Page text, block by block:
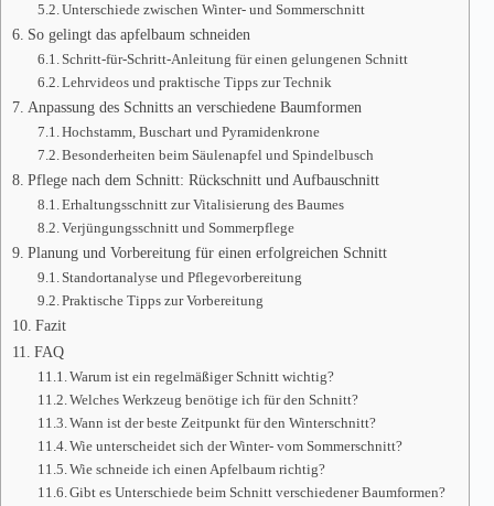
Unterschiede zwischen Winter- und Sommerschnitt
So gelingt das apfelbaum schneiden
Schritt-für-Schritt-Anleitung für einen gelungenen Schnitt
Lehrvideos und praktische Tipps zur Technik
Anpassung des Schnitts an verschiedene Baumformen
Hochstamm, Buschart und Pyramidenkrone
Besonderheiten beim Säulenapfel und Spindelbusch
Pflege nach dem Schnitt: Rückschnitt und Aufbauschnitt
Erhaltungsschnitt zur Vitalisierung des Baumes
Verjüngungsschnitt und Sommerpflege
Planung und Vorbereitung für einen erfolgreichen Schnitt
Standortanalyse und Pflegevorbereitung
Praktische Tipps zur Vorbereitung
Fazit
FAQ
Warum ist ein regelmäßiger Schnitt wichtig?
Welches Werkzeug benötige ich für den Schnitt?
Wann ist der beste Zeitpunkt für den Winterschnitt?
Wie unterscheidet sich der Winter- vom Sommerschnitt?
Wie schneide ich einen Apfelbaum richtig?
Gibt es Unterschiede beim Schnitt verschiedener Baumformen?